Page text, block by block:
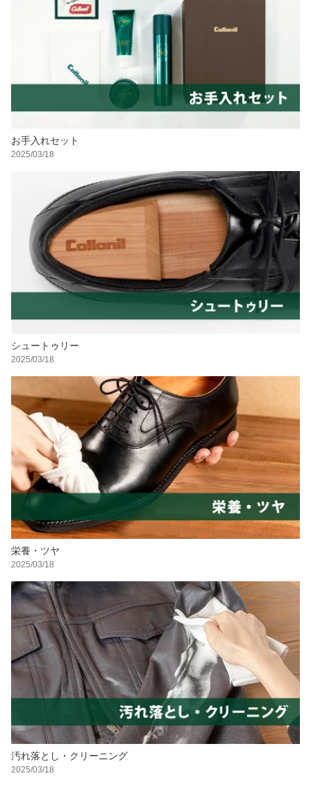
お手入れセット
2025/03/18
シュートゥリー
2025/03/18
栄養・ツヤ
2025/03/18
汚れ落とし・クリーニング
2025/03/18